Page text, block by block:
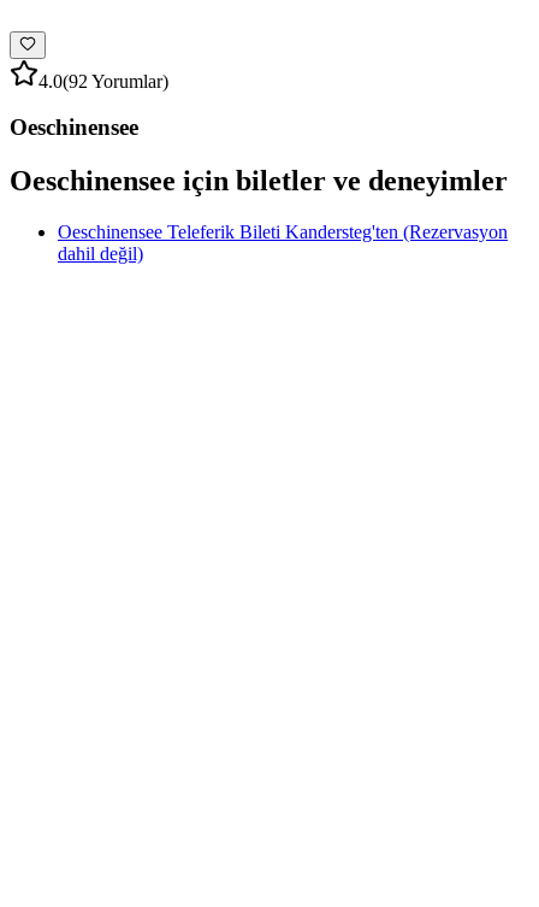
4.0(92 Yorumlar)
Oeschinensee
Oeschinensee için biletler ve deneyimler
Oeschinensee Teleferik Bileti Kandersteg'ten (Rezervasyon
dahil değil)